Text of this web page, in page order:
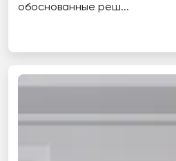
обоснованные реш...